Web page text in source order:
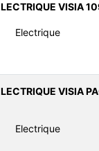
VISIA
Electrique
VISIA
Electrique